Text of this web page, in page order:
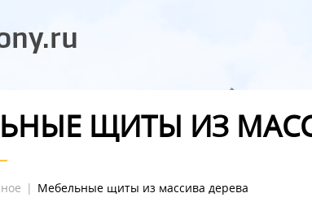
ЩИТЫ ИЗ
| Мебельные щиты из массива дерева